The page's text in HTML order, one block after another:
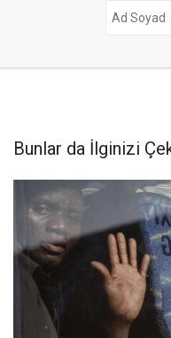
Bunlar da İlginizi